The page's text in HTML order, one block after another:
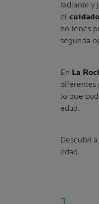
radiante y
el
no tenés
segunda
En La
diferentes
lo que
edad.
Descubrí
edad.